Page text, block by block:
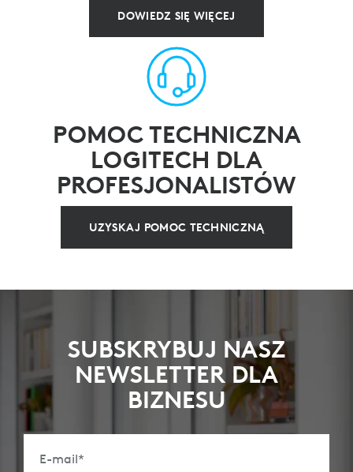
DOWIEDZ SIĘ WIĘCEJ
POMOC TECHNICZNA
LOGITECH DLA
PROFESJONALISTÓW
UZYSKAJ POMOC TECHNICZNĄ
SUBSKRYBUJ NASZ
NEWSLETTER DLA
BIZNESU
E-mail*